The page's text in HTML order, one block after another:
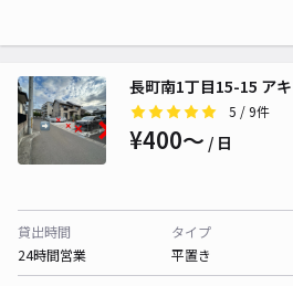
長町南1丁目15-15 ア
5 / 9件
¥400〜 / 日
貸出時間
24時間営業
タイプ
平置き